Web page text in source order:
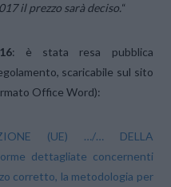
il prezzo sarà deciso.“
: è stata resa pubblica
scaricabile sul sito
Office Word):
(UE) …/… DELLA
dettagliate concernenti
corretto, la metodologia per